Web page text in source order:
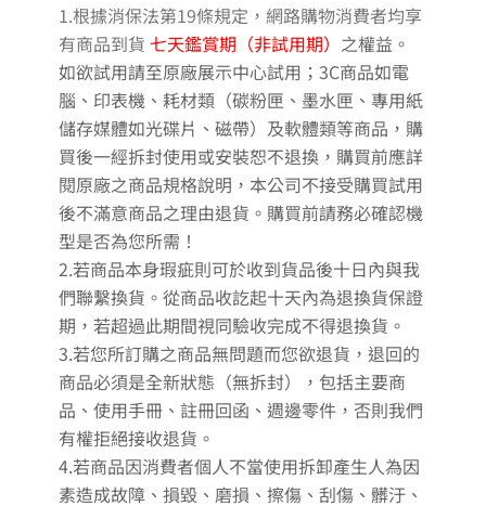
1.根據消保法第19條規定，網路購物消費者均享
有商品到貨 七天鑑賞期（非試用期） 之權益。
如欲試用請至原廠展示中心試用；3C商品如電
腦、印表機、耗材類（碳粉匣、墨水匣、專用紙
儲存媒體如光碟片、磁帶）及軟體類等商品，購
買後一經拆封使用或安裝恕不退換，購買前應詳
閱原廠之商品規格說明，本公司不接受購買試用
後不滿意商品之理由退貨。購買前請務必確認機
型是否為您所需！
2.若商品本身瑕疵則可於收到貨品後十日內與我
們聯繫換貨。從商品收訖起十天內為退換貨保證
期，若超過此期間視同驗收完成不得退換貨。
3.若您所訂購之商品無問題而您欲退貨，退回的
商品必須是全新狀態（無拆封），包括主要商
品、使用手冊、註冊回函、週邊零件，否則我們
有權拒絕接收退貨。
4.若商品因消費者個人不當使用拆卸產生人為因
素造成故障、損毀、磨損、擦傷、刮傷、髒汙、